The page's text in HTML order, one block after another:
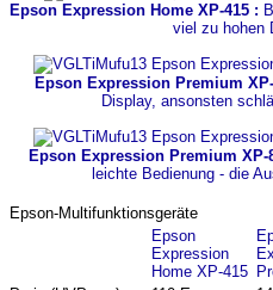
Epson Expression Home XP-415 :
viel zu hohen
Epson Expression Premium
Display, ansonsten
Epson Expression Premium XP-
leichte Bedienung - die
Epson-Multifunktionsgeräte
Epson
Expression
Home XP-415